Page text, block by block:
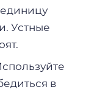
Устные
в